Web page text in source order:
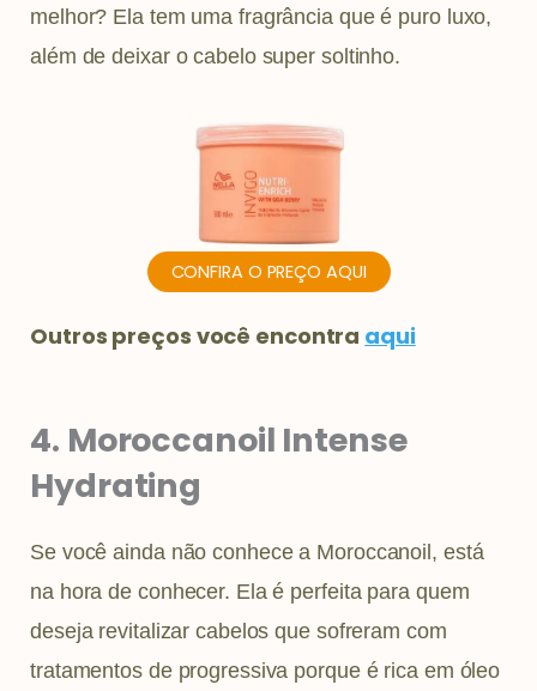
melhor? Ela tem uma fragrância que é puro luxo,
além de deixar o cabelo super soltinho.
CONFIRA O PREÇO AQUI
Outros preços você encontra aqui
4. Moroccanoil Intense
Hydrating
Se você ainda não conhece a Moroccanoil, está
na hora de conhecer. Ela é perfeita para quem
deseja revitalizar cabelos que sofreram com
tratamentos de progressiva porque é rica em óleo